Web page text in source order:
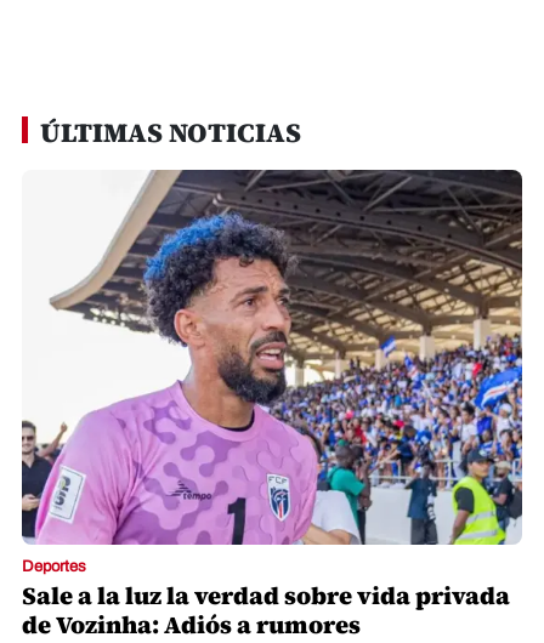
ÚLTIMAS NOTICIAS
Deportes
Sale a la luz la verdad sobre vida privada
de Vozinha: Adiós a rumores